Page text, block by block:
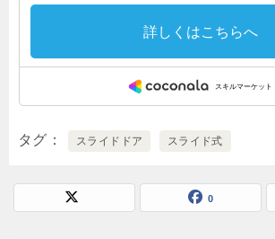
タグ スライドドア スライド式
0